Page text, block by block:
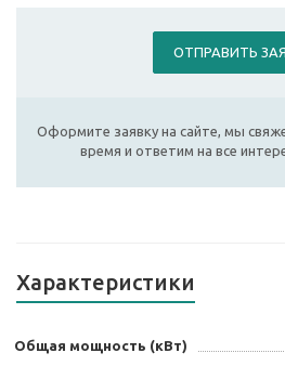
ОТПРАВИТЬ
Оформите заявку на сайте, мы
время и ответим на все
Характеристики
Общая мощность (кВт)